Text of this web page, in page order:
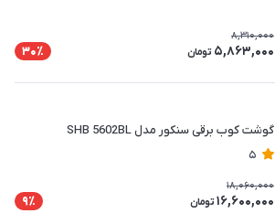
8,310,000
5,863,000 تومان 30٪
گوشت کوب برقی سنکور مدل SHB 5602BL
5
18,060,000
16,600,000 تومان 9٪